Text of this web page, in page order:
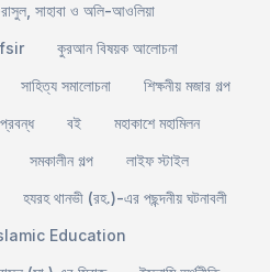
সাহাবা ও অলি-আওলিয়া
কুরআন বিষয়ক আলোচনা
সাহিত্য সমালোচনা
শিক্ষনীয় মজার গল্প
বই
মহাকাশে মহামিলন
সমকালীন গল্প
লাইফ স্টাইল
হযরহ থানভী (রহ.)-এর পছন্দনীয় ঘটনাবলী
Education